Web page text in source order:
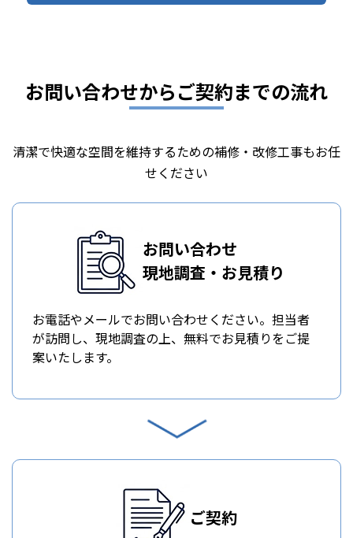
お問い合わせからご契約までの流れ
清潔で快適な空間を維持するための補修・改修工事もお任
せください
お問い合わせ
現地調査・お見積り
お電話やメールでお問い合わせください。担当者
が訪問し、現地調査の上、無料でお見積りをご提
案いたします。
ご契約